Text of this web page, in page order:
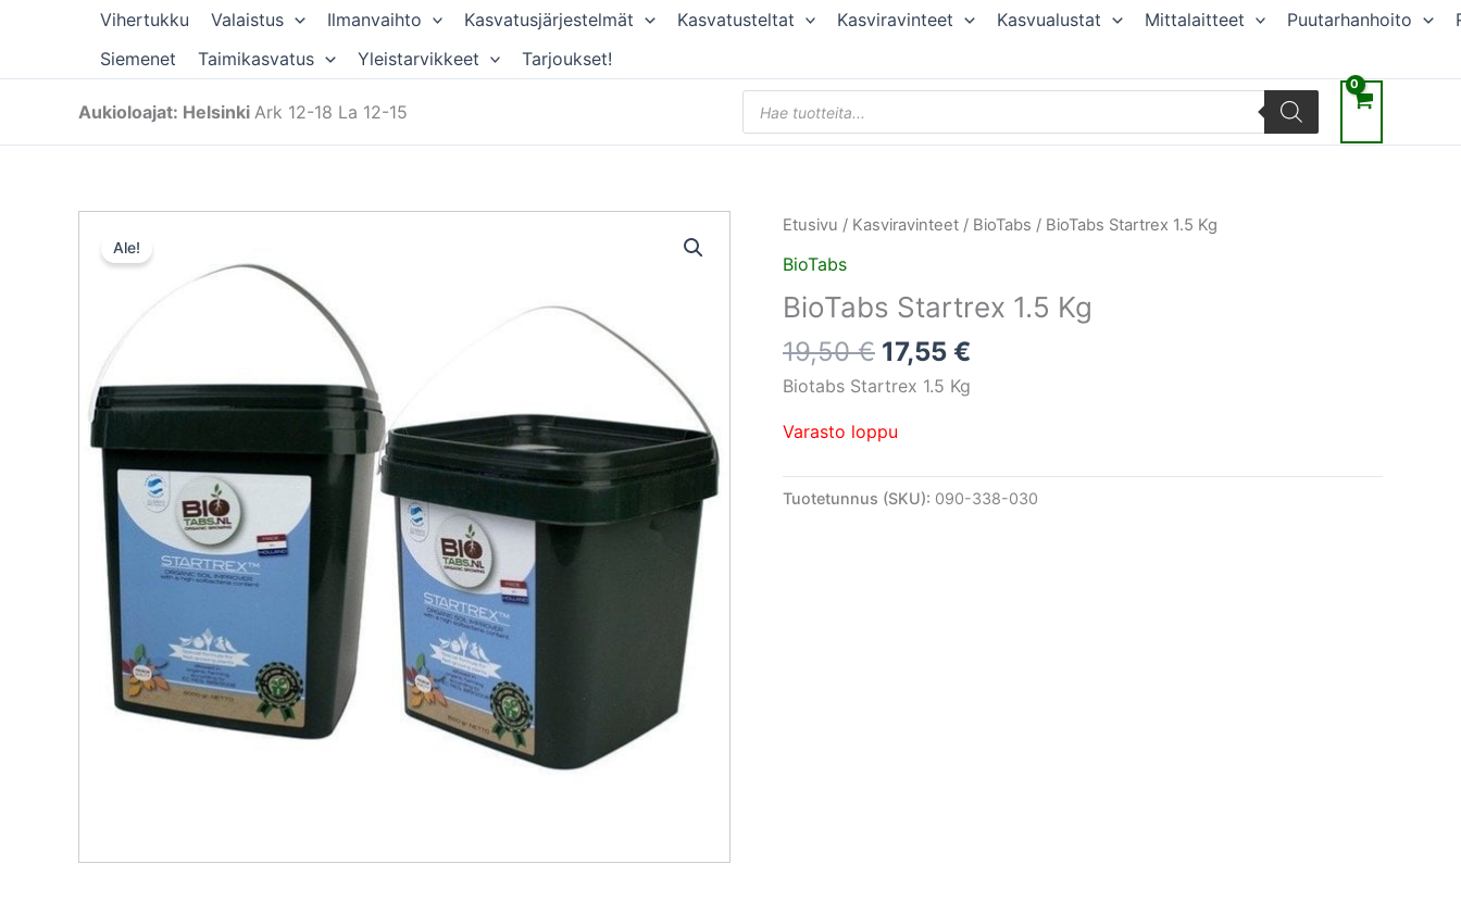
Vihertukku Valaistus Ilmanvaihto Kasvatusjärjestelmät Kasvatusteltat Kasviravinteet Kasvualustat Mittalaitteet Puutarhanhoito
Siemenet
Taimikasvatus Yleistarvikkeet Tarjoukset!
Aukioloajat: Helsinki Ark 12-18 La 12-15
Products
search
Ale!
Etusivu / Kasviravinteet / BioTabs / BioTabs Startrex 1.5 Kg
BioTabs
BioTabs Startrex 1.5 Kg
19,50€
Alkuperäinen
19,50 €.
17,55 €
Nykyinen
17,55 €.
Biotabs Startrex 1.5 Kg
Varasto loppu
Tuotetunnus (SKU): 090-338-030